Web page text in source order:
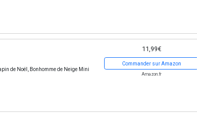
de Noël, Bonhomme de Neige Mini
11,99€
Commander sur Amazon
Amazon.fr